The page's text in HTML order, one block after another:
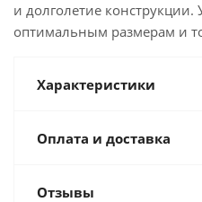
и долголетие
оптимальным размерам и
Характеристики
Оплата и доставка
Отзывы